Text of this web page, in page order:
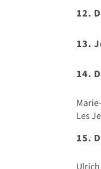
12.
13.
14.
Les
15.